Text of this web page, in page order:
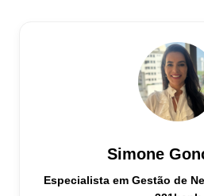
Simone
Especialista em Gestão de